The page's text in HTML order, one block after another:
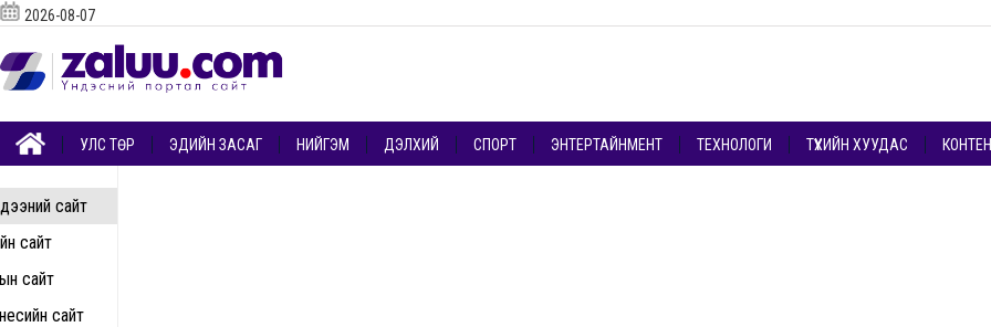
сайт
сайт
сайт
сайт
2026-08-07
УЛС ТӨР ЭДИЙН ЗАСАГ НИЙГЭМ ДЭЛХИЙ СПОРТ ЭНТЕРТАЙНМЕНТ ТЕХНОЛОГИ ТҮҮХИЙН ХУУДАС